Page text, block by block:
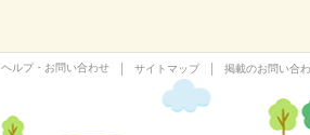
ヘルプ・お問い合わせ サイトマップ 掲載のお問い合